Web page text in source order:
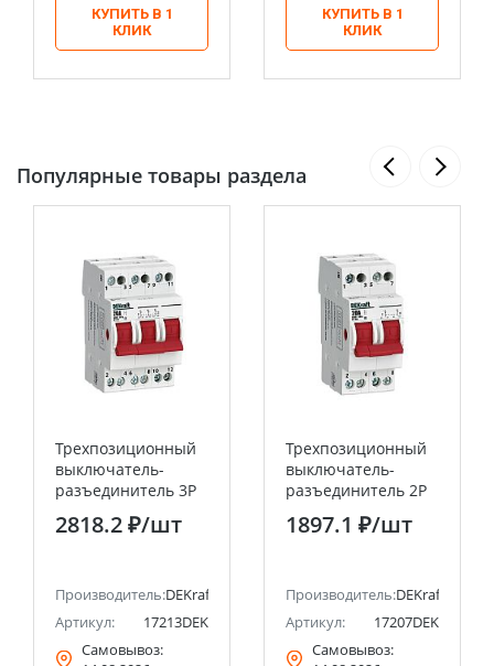
КУПИТЬ В 1
КЛИК
КУПИТЬ В 1
КЛИК
Популярные товары раздела
Трехпозиционный
выключатель-
разъединитель 3P
20A ВР-103 DEKraft
2818.2 ₽/шт
Производитель:DEKraft
Артикул:
17213DEK
Самовывоз:
Трехпозиционный
выключатель-
разъединитель 2P
20A ВР-103 DEKraft
1897.1 ₽/шт
Производитель:DEKraft
Артикул:
17207DEK
Самовывоз: